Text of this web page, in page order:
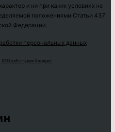
и ни при каких условиях не
положениями Статьи 437
Федерации.
персональных данных
SEO веб студия Хэндрег.